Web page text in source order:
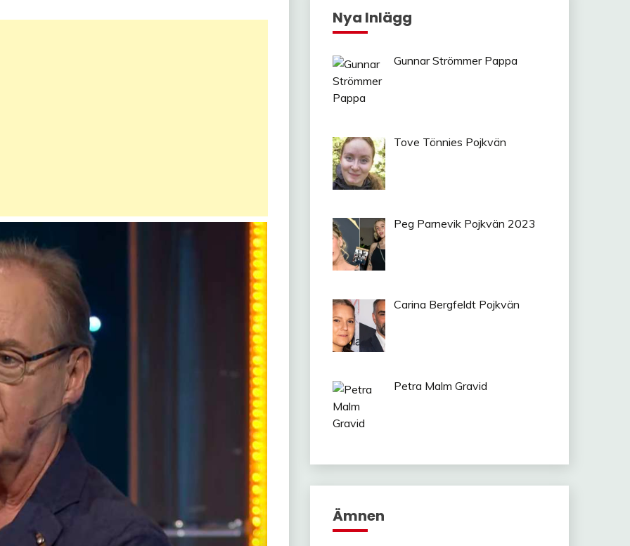
Nya Inlägg
Gunnar Strömmer Pappa
Tove Tönnies Pojkvän
Peg Parnevik Pojkvän 2023
Carina Bergfeldt Pojkvän
Petra Malm Gravid
Ämnen